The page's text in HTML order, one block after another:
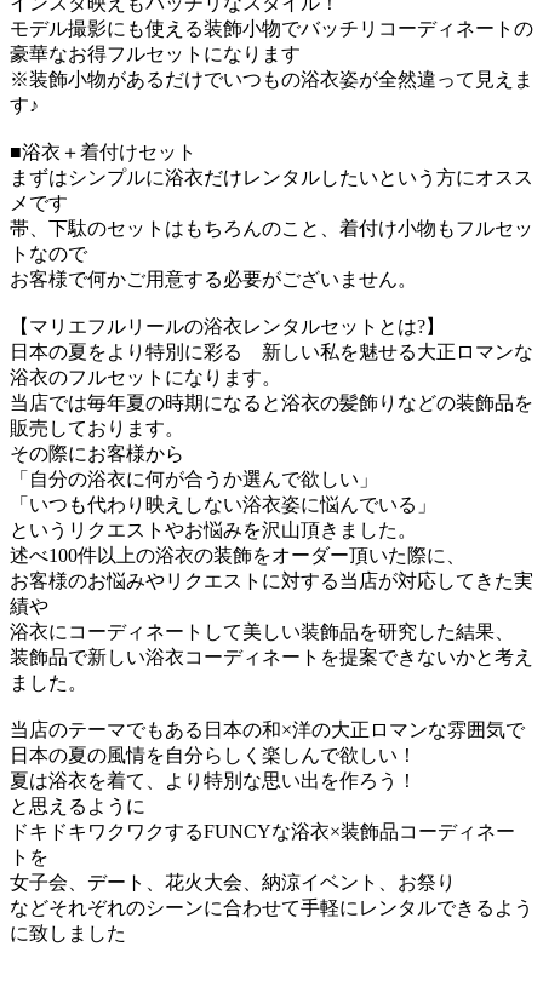
モデル撮影にも使える装飾小物でバッチリコーディネートの
豪華なお得フルセットになります
※装飾小物があるだけでいつもの浴衣姿が全然違って見えま
す♪
■浴衣＋着付けセット
まずはシンプルに浴衣だけレンタルしたいという方にオスス
メです
帯、下駄のセットはもちろんのこと、着付け小物もフルセッ
トなので
お客様で何かご用意する必要がございません。
【マリエフルリールの浴衣レンタルセットとは?】
日本の夏をより特別に彩る 新しい私を魅せる大正ロマンな
浴衣のフルセットになります。
当店では毎年夏の時期になると浴衣の髪飾りなどの装飾品を
販売しております。
その際にお客様から
「自分の浴衣に何が合うか選んで欲しい」
「いつも代わり映えしない浴衣姿に悩んでいる」
というリクエストやお悩みを沢山頂きました。
述べ100件以上の浴衣の装飾をオーダー頂いた際に、
お客様のお悩みやリクエストに対する当店が対応してきた実
績や
浴衣にコーディネートして美しい装飾品を研究した結果、
装飾品で新しい浴衣コーディネートを提案できないかと考え
ました。
当店のテーマでもある日本の和×洋の大正ロマンな雰囲気で
日本の夏の風情を自分らしく楽しんで欲しい！
夏は浴衣を着て、より特別な思い出を作ろう！
と思えるように
ドキドキワクワクするFUNCYな浴衣×装飾品コーディネー
トを
女子会、デート、花火大会、納涼イベント、お祭り
などそれぞれのシーンに合わせて手軽にレンタルできるよう
に致しました